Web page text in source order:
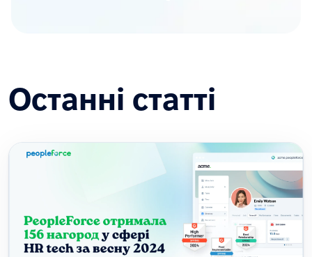
Останні статті